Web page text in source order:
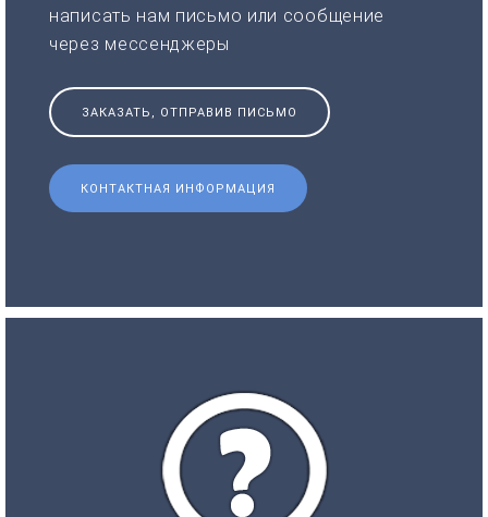
написать нам письмо или сообщение
через мессенджеры
ЗАКАЗАТЬ, ОТПРАВИВ ПИСЬМО
КОНТАКТНАЯ ИНФОРМАЦИЯ